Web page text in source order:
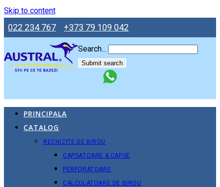
Skip to content
022 234 767 +373 79 109 042
Search...
Submit search
PRINCIPALA
CATALOG
RECHIZITE DE BIROU
CAPSATOARE & CAPSE
PERFORATOARE
CALCULATOARE DE BIROU